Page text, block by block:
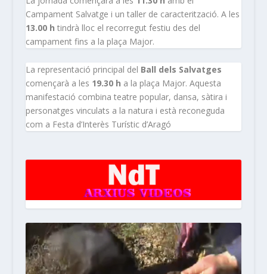
Campament Salvatge i un taller de caracterització. A les
13.00 h tindrà lloc el recorregut festiu des del
campament fins a la plaça Major.
La representació principal del Ball dels Salvatges
començarà a les 19.30 h a la plaça Major. Aquesta
manifestació combina teatre popular, dansa, sàtira i
personatges vinculats a la natura i està reconeguda
com a Festa d’Interès Turístic d’Aragó